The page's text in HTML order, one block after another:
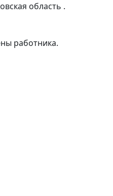
область .
работника.